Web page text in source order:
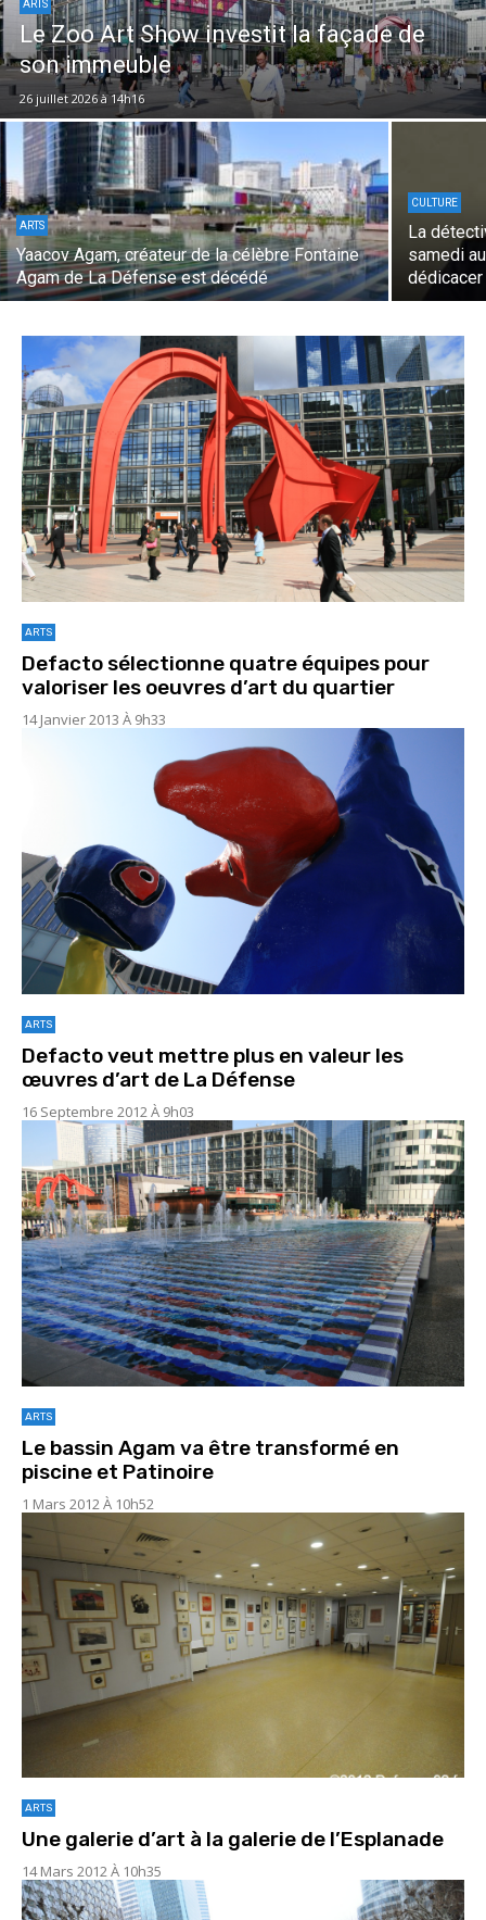
ARTS
Le Zoo Art Show investit la façade de
son immeuble
26 juillet 2026 à 14h16
ARTS
Yaacov Agam, créateur de la célèbre Fontaine
Agam de La Défense est décédé
CULTURE
La
samedi
ARTS
Defacto sélectionne quatre équipes pour
valoriser les oeuvres d’art du quartier
14 Janvier 2013 À 9h33
ARTS
Defacto veut mettre plus en valeur les
œuvres d’art de La Défense
16 Septembre 2012 À 9h03
ARTS
Le bassin Agam va être transformé en
piscine et Patinoire
1 Mars 2012 À 10h52
ARTS
Une galerie d’art à la galerie de l’Esplanade
14 Mars 2012 À 10h35